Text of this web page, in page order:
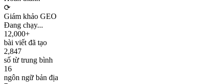
⟳
Giám khảo GEO
Đang chạy...
12,000+
bài viết đã tạo
2,847
số từ trung bình
16
ngôn ngữ bản địa